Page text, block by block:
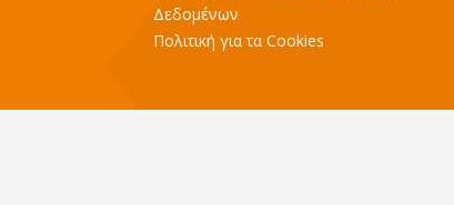
Δεδομένων
Πολιτική για τα Cookies